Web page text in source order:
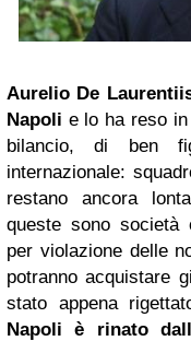
Aurelio De
Napoli e lo ha reso
bilancio, di ben
internazionale:
restano ancora
queste sono società
per violazione delle
potranno acquistare
stato appena
Napoli è rinato